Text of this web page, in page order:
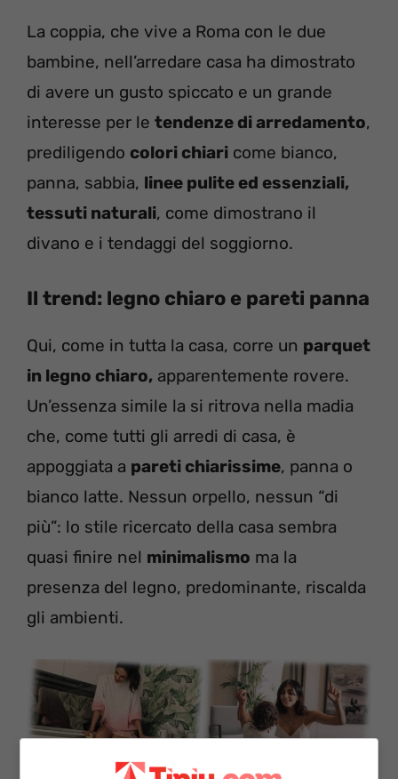
La coppia, che vive a Roma con le due
bambine, nell’arredare casa ha dimostrato
di avere un gusto spiccato e un grande
interesse per le tendenze di arredamento,
prediligendo colori chiari come bianco,
panna, sabbia, linee pulite ed essenziali,
tessuti naturali, come dimostrano il
divano e i tendaggi del soggiorno.
Il trend: legno chiaro e pareti panna
Qui, come in tutta la casa, corre un parquet
in legno chiaro, apparentemente rovere.
Un’essenza simile la si ritrova nella madia
che, come tutti gli arredi di casa, è
appoggiata a pareti chiarissime, panna o
bianco latte. Nessun orpello, nessun “di
più”: lo stile ricercato della casa sembra
quasi finire nel minimalismo ma la
presenza del legno, predominante, riscalda
gli ambienti.